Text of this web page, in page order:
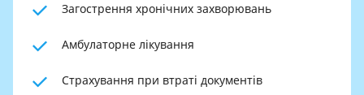
Загострення хронічних захворювань
Амбулаторне лікування
Страхування при втраті документів